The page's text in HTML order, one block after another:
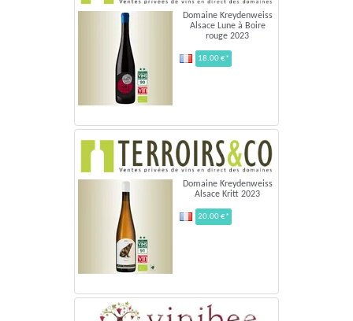
Domaine Kreydenweiss
Alsace Lune à Boire
rouge 2023
18.00 €*
Domaine Kreydenweiss
Alsace Kritt 2023
20.00 €*